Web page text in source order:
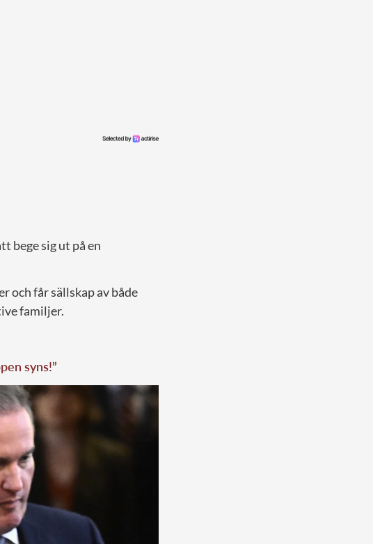
bege sig ut på en
och får sällskap av både
familjer.
syns!”